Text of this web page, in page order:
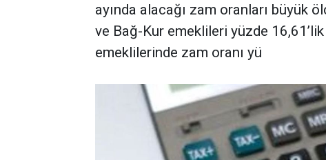
ayında alacağı zam oranları büyük
ve Bağ-Kur emeklileri yüzde
emeklilerinde zam oranı yü